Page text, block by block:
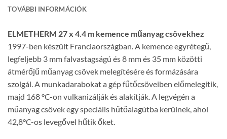
TOVÁBBI INFORMÁCIÓK
ELMETHERM 27 x 4.4 m kemence műanyag csövekhez
1997-ben készült Franciaországban. A kemence egyrétegű,
legfeljebb 3 mm falvastagságú és 8 mm és 35 mm közötti
átmérőjű műanyag csövek melegítésére és formázására
szolgál. A munkadarabokat a gép fűtőcsöveiben előmelegítik,
majd 168 °C-on vulkanizálják és alakítják. A legvégén a
műanyag csövek egy speciális hűtőalagútba kerülnek, ahol
42,8°C-os levegővel hűtik őket.